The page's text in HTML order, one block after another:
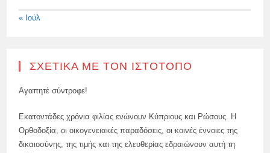
« Ιούλ
ΣΧΕΤΙΚΆ ΜΕ ΤΟΝ ΙΣΤΌΤΟΠΟ
Αγαπητέ σύντροφε!
Εκατοντάδες χρόνια φιλίας ενώνουν Κύπριους και Ρώσους. Η
Ορθοδοξία, οι οικογενειακές παραδόσεις, οι κοινές έννοιες της
δικαιοσύνης, της τιμής και της ελευθερίας εδραιώνουν αυτή τη